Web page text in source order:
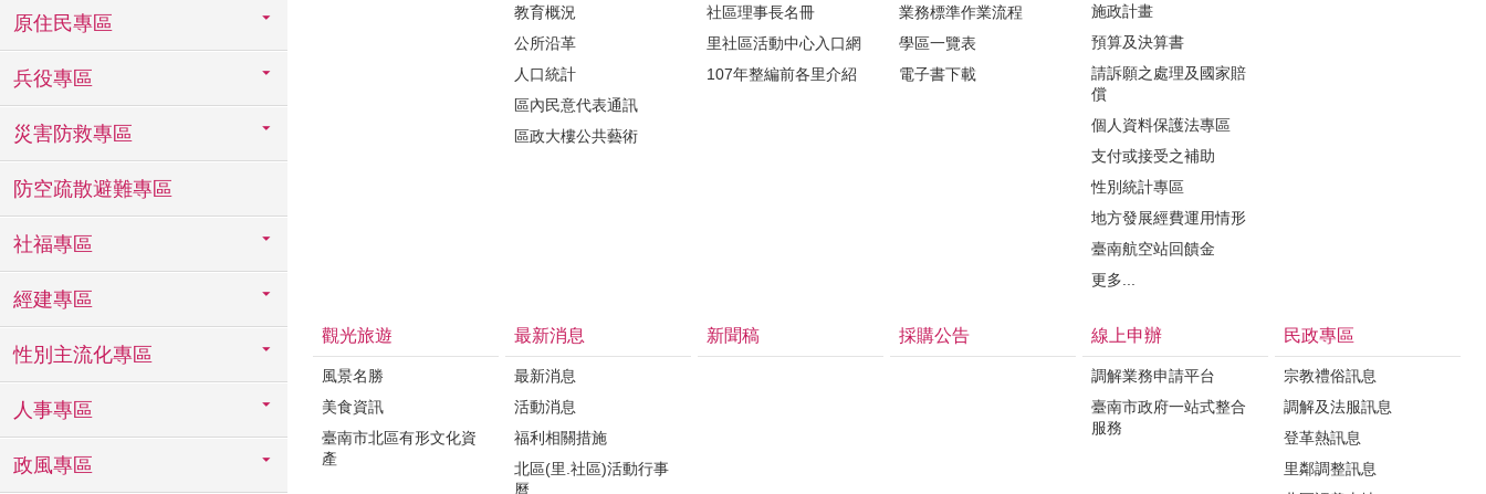
原住民專區
兵役專區
災害防救專區
防空疏散避難專區
社福專區
經建專區
性別主流化專區
人事專區
政風專區
教育概況
公所沿革
人口統計
區內民意代表通訊
區政大樓公共藝術
社區理事長名冊
里社區活動中心入口網
107年整編前各里介紹
業務標準作業流程
學區一覽表
電子書下載
施政計畫
預算及決算書
請訴願之處理及國家賠
償
個人資料保護法專區
支付或接受之補助
性別統計專區
地方發展經費運用情形
臺南航空站回饋金
更多...
觀光旅遊
風景名勝
美食資訊
臺南市北區有形文化資
產
最新消息
最新消息
活動消息
福利相關措施
北區(里.社區)活動行事
曆
新聞稿 採購公告 線上申辦
調解業務申請平台
臺南市政府一站式整合
服務
民政專區
宗教禮俗訊息
調解及法服訊息
登革熱訊息
里鄰調整訊息